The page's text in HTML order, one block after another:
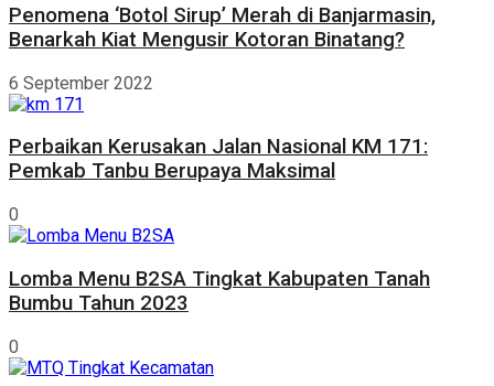
Penomena ‘Botol Sirup’ Merah di Banjarmasin,
Benarkah Kiat Mengusir Kotoran Binatang?
6 September 2022
Perbaikan Kerusakan Jalan Nasional KM 171:
Pemkab Tanbu Berupaya Maksimal
0
Lomba Menu B2SA Tingkat Kabupaten Tanah
Bumbu Tahun 2023
0